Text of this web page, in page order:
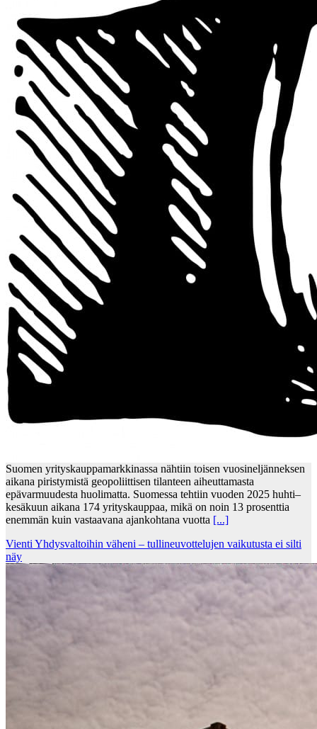
Suomen yrityskauppamarkkinassa nähtiin toisen vuosineljänneksen
aikana piristymistä geopoliittisen tilanteen aiheuttamasta
epävarmuudesta huolimatta. Suomessa tehtiin vuoden 2025 huhti–
kesäkuun aikana 174 yrityskauppaa, mikä on noin 13 prosenttia
enemmän kuin vastaavana ajankohtana vuotta [...]
Vienti Yhdysvaltoihin väheni – tullineuvottelujen vaikutusta ei silti
näy